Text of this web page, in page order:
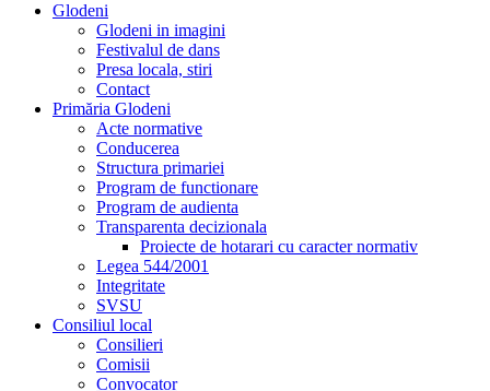
Glodeni
Glodeni in imagini
Festivalul de dans
Presa locala, stiri
Contact
Primăria Glodeni
Acte normative
Conducerea
Structura primariei
Program de functionare
Program de audienta
Transparenta decizionala
Proiecte de hotarari cu caracter normativ
Legea 544/2001
Integritate
SVSU
Consiliul local
Consilieri
Comisii
Convocator